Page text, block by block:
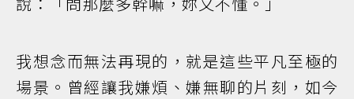
我想念而無法再現的，就是這些平凡至極的
場景。曾經讓我嫌煩、嫌無聊的片刻，如今